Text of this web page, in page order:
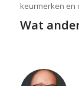
keurmerken en
Wat